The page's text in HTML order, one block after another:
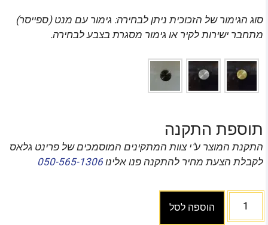
סוג הגימור של הזכוכית ניתן לבחירה: גימור עם מנט (ספייסר)
מתחבר ישירות לקיר או גימור מסגרת בצבע לבחירה.
תוספת התקנה
התקנת המוצר ע"י צוות המתקינים המוסמכים של פרינט גלאס
לקבלת הצעת מחיר להתקנה פנו אלינו050-565-1306
הוספה לסל